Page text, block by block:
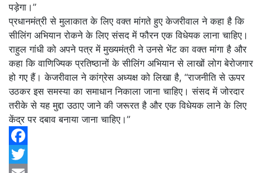
पड़ेगा।’’
प्रधानमंत्री से मुलाकात के लिए वक्त मांगते हुए केजरीवाल ने कहा है कि
सीलिंग अभियान रोकने के लिए संसद में फौरन एक विधेयक लाना चाहिए।
राहुल गांधी को अपने पत्र में मुख्यमंत्री ने उनसे भेंट का वक्त मांगा है और
कहा कि वाणिज्यिक प्रतिष्ठानों के सीलिंग अभियान से लाखों लोग बेरोजगार
हो गए हैं। केजरीवाल ने कांग्रेस अध्यक्ष को लिखा है, ‘‘राजनीति से ऊपर
उठकर इस समस्या का समाधान निकाला जाना चाहिए। संसद में जोरदार
तरीके से यह मुद्दा उठाए जाने की जरूरत है और एक विधेयक लाने के लिए
केंद्र पर दबाव बनाया जाना चाहिए।’’
Facebook